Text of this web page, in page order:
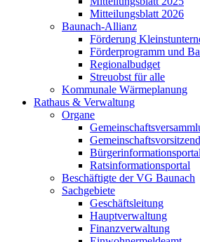
Mitteilungsblatt 2026
Baunach-Allianz
Förderung
Förderprogramm und
Regionalbudget
Streuobst für alle
Kommunale Wärmeplanung
Rathaus & Verwaltung
Organe
Bürgerinformationsportal
Ratsinformationsportal
Beschäftigte der VG Baunach
Sachgebiete
Geschäftsleitung
Hauptverwaltung
Finanzverwaltung